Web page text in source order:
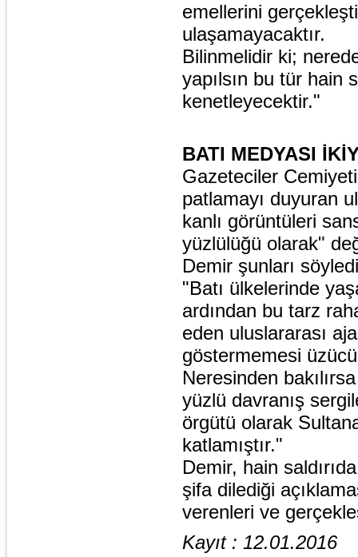
emellerini
ulaşamayacaktır.
Bilinmelidir ki;
yapılsın bu tür hain
kenetleyecektir."
BATI MEDYASI
Gazeteciler
patlamayı duyuran
kanlı görüntüleri
yüzlülüğü olarak"
Demir şunları
"Batı ülkelerinde
ardından bu tarz
eden uluslararası
göstermemesi
Neresinden
yüzlü davranış
örgütü olarak
katlamıştır."
Demir, hain
şifa dilediği
verenleri ve
Kayıt : 12.01.2016